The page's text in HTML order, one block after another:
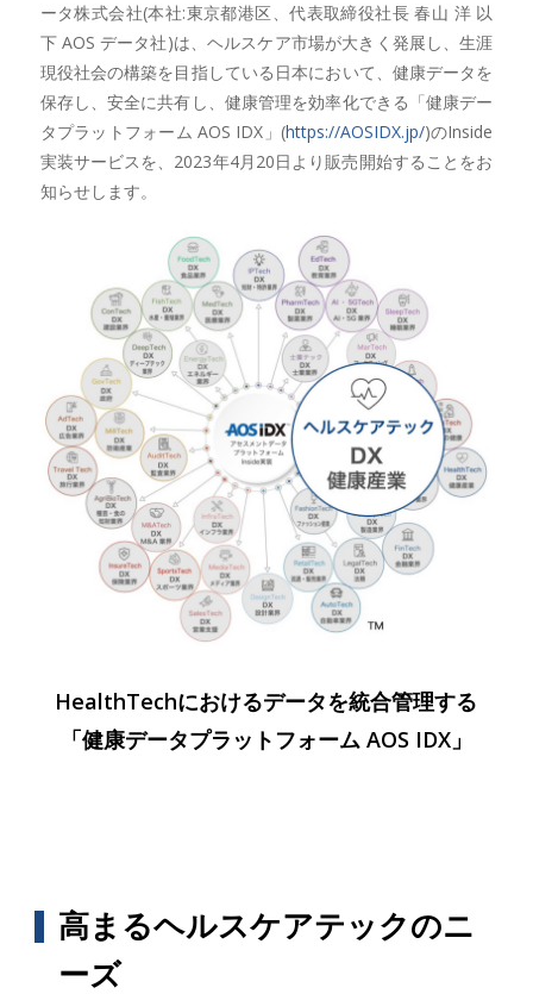
ータ株式会社(本社:東京都港区、代表取締役社長 春山 洋 以
下 AOS データ社)は、ヘルスケア市場が大きく発展し、生涯
現役社会の構築を目指している日本において、健康データを
保存し、安全に共有し、健康管理を効率化できる「健康デー
タプラットフォーム AOS IDX」(https://AOSIDX.jp/)のInside
実装サービスを、2023年4月20日より販売開始することをお
知らせします。
HealthTechにおけるデータを統合管理する
「健康データプラットフォーム AOS IDX」
高まるヘルスケアテックのニ
ーズ